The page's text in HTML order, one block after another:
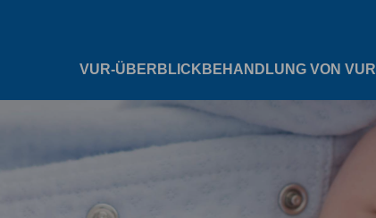
VUR-ÜBERBLICK BEHANDLUNG VON VUR